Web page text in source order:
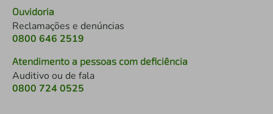
Ouvidoria
Reclamações e denúncias
0800 646 2519
Atendimento a pessoas com deficiência
Auditivo ou de fala
0800 724 0525